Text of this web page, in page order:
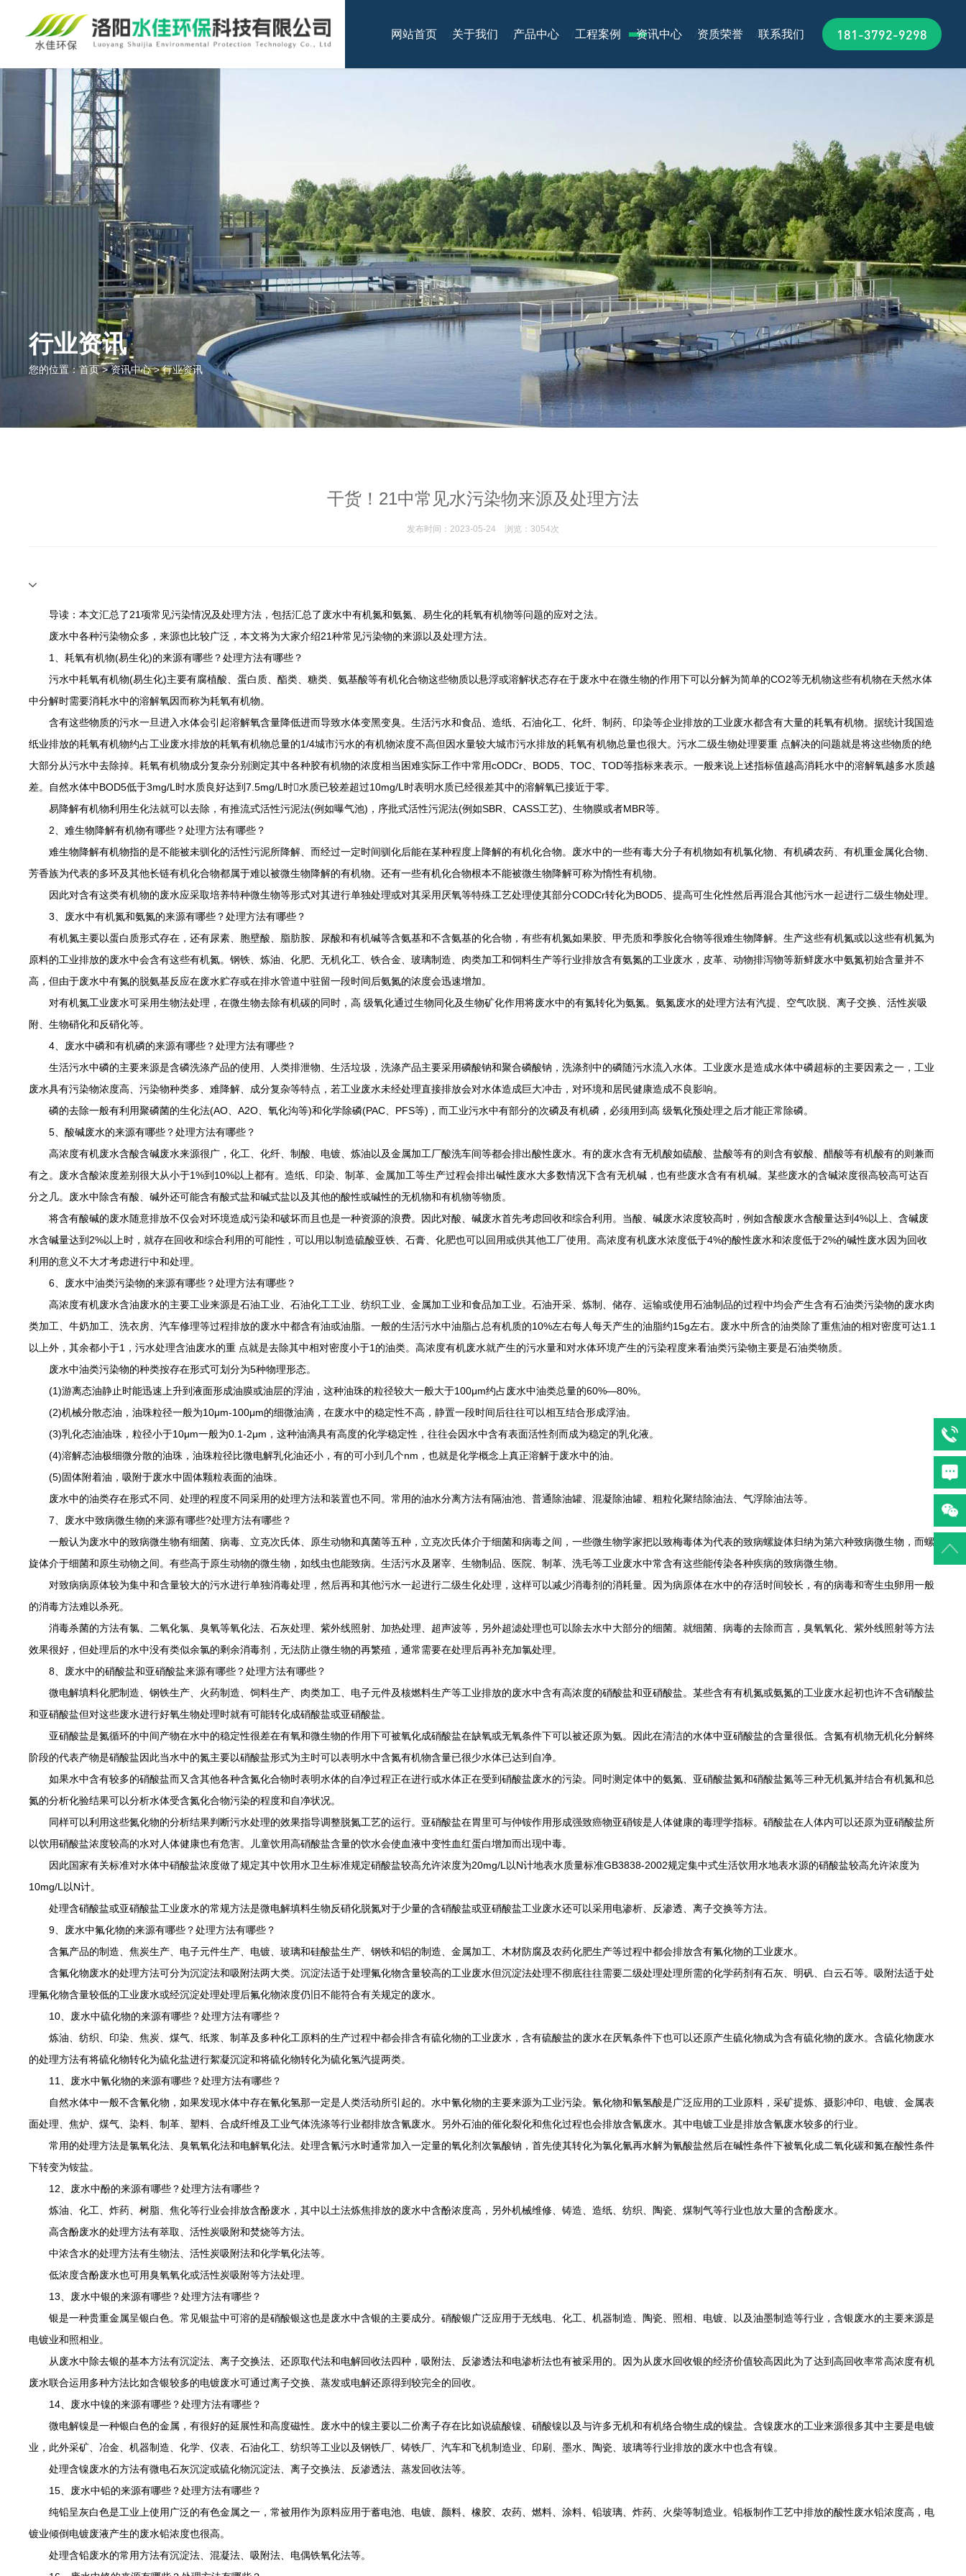
网站首页 关于我们 产品中心 工程案例 资讯中心 资质荣誉 联系我们 181-3792-9298
行业资讯
您的位置：首页>资讯中心>行业资讯
干货！21中常见水污染物来源及处理方法
发布时间：2023-05-24 浏览：3054次
导读：本文汇总了21项常见污染情况及处理方法，包括汇总了废水中有机氮和氨氮、易生化的耗氧有机物等问题的应对之法。
废水中各种污染物众多，来源也比较广泛，本文将为大家介绍21种常见污染物的来源以及处理方法。
1、耗氧有机物(易生化)的来源有哪些？处理方法有哪些？
污水中耗氧有机物(易生化)主要有腐植酸、蛋白质、酯类、糖类、氨基酸等有机化合物这些物质以悬浮或溶解状态存在于废水中在微生物的作用下可以分解为简单的CO2等无机物这些有机物在天然水体
中分解时需要消耗水中的溶解氧因而称为耗氧有机物。
含有这些物质的污水一旦进入水体会引起溶解氧含量降低进而导致水体变黑变臭。生活污水和食品、造纸、石油化工、化纤、制药、印染等企业排放的工业废水都含有大量的耗氧有机物。据统计我国造
纸业排放的耗氧有机物约占工业废水排放的耗氧有机物总量的1/4城市污水的有机物浓度不高但因水量较大城市污水排放的耗氧有机物总量也很大。污水二级生物处理要重 点解决的问题就是将这些物质的绝
大部分从污水中去除掉。耗氧有机物成分复杂分别测定其中各种胶有机物的浓度相当困难实际工作中常用cODCr、BOD5、TOC、TOD等指标来表示。一般来说上述指标值越高消耗水中的溶解氧越多水质越
差。自然水体中BOD5低于3mg/L时水质良好达到7.5mg/L时水质已较差超过10mg/L时表明水质已经很差其中的溶解氧已接近于零。
易降解有机物利用生化法就可以去除，有推流式活性污泥法(例如曝气池)，序批式活性污泥法(例如SBR、CASS工艺)、生物膜或者MBR等。
2、难生物降解有机物有哪些？处理方法有哪些？
难生物降解有机物指的是不能被未驯化的活性污泥所降解、而经过一定时间驯化后能在某种程度上降解的有机化合物。废水中的一些有毒大分子有机物如有机氯化物、有机磷农药、有机重金属化合物、
芳香族为代表的多环及其他长链有机化合物都属于难以被微生物降解的有机物。还有一些有机化合物根本不能被微生物降解可称为惰性有机物。
因此对含有这类有机物的废水应采取培养特种微生物等形式对其进行单独处理或对其采用厌氧等特殊工艺处理使其部分CODCr转化为BOD5、提高可生化性然后再混合其他污水一起进行二级生物处理。
3、废水中有机氮和氨氮的来源有哪些？处理方法有哪些？
有机氮主要以蛋白质形式存在，还有尿素、胞壁酸、脂肪胺、尿酸和有机碱等含氨基和不含氨基的化合物，有些有机氮如果胶、甲壳质和季胺化合物等很难生物降解。生产这些有机氮或以这些有机氮为
原料的工业排放的废水中会含有这些有机氮。钢铁、炼油、化肥、无机化工、铁合金、玻璃制造、肉类加工和饲料生产等行业排放含有氨氮的工业废水，皮革、动物排泻物等新鲜废水中氨氮初始含量并不
高，但由于废水中有氮的脱氨基反应在废水贮存或在排水管道中驻留一段时间后氨氮的浓度会迅速增加。
对有机氮工业废水可采用生物法处理，在微生物去除有机碳的同时，高 级氧化通过生物同化及生物矿化作用将废水中的有氮转化为氨氮。氨氮废水的处理方法有汽提、空气吹脱、离子交换、活性炭吸
附、生物硝化和反硝化等。
4、废水中磷和有机磷的来源有哪些？处理方法有哪些？
生活污水中磷的主要来源是含磷洗涤产品的使用、人类排泄物、生活垃圾，洗涤产品主要采用磷酸钠和聚合磷酸钠，洗涤剂中的磷随污水流入水体。工业废水是造成水体中磷超标的主要因素之一，工业
废水具有污染物浓度高、污染物种类多、难降解、成分复杂等特点，若工业废水未经处理直接排放会对水体造成巨大冲击，对环境和居民健康造成不良影响。
磷的去除一般有利用聚磷菌的生化法(AO、A2O、氧化沟等)和化学除磷(PAC、PFS等)，而工业污水中有部分的次磷及有机磷，必须用到高 级氧化预处理之后才能正常除磷。
5、酸碱废水的来源有哪些？处理方法有哪些？
高浓度有机废水含酸含碱废水来源很广，化工、化纤、制酸、电镀、炼油以及金属加工厂酸洗车间等都会排出酸性废水。有的废水含有无机酸如硫酸、盐酸等有的则含有蚁酸、醋酸等有机酸有的则兼而
有之。废水含酸浓度差别很大从小于1%到10%以上都有。造纸、印染、制革、金属加工等生产过程会排出碱性废水大多数情况下含有无机碱，也有些废水含有有机碱。某些废水的含碱浓度很高较高可达百
分之几。废水中除含有酸、碱外还可能含有酸式盐和碱式盐以及其他的酸性或碱性的无机物和有机物等物质。
将含有酸碱的废水随意排放不仅会对环境造成污染和破坏而且也是一种资源的浪费。因此对酸、碱废水首先考虑回收和综合利用。当酸、碱废水浓度较高时，例如含酸废水含酸量达到4%以上、含碱废
水含碱量达到2%以上时，就存在回收和综合利用的可能性，可以用以制造硫酸亚铁、石膏、化肥也可以回用或供其他工厂使用。高浓度有机废水浓度低于4%的酸性废水和浓度低于2%的碱性废水因为回收
利用的意义不大才考虑进行中和处理。
6、废水中油类污染物的来源有哪些？处理方法有哪些？
高浓度有机废水含油废水的主要工业来源是石油工业、石油化工工业、纺织工业、金属加工业和食品加工业。石油开采、炼制、储存、运输或使用石油制品的过程中均会产生含有石油类污染物的废水肉
类加工、牛奶加工、洗衣房、汽车修理等过程排放的废水中都含有油或油脂。一般的生活污水中油脂占总有机质的10%左右每人每天产生的油脂约15g左右。废水中所含的油类除了重焦油的相对密度可达1.1
以上外，其余都小于1，污水处理含油废水的重 点就是去除其中相对密度小于1的油类。高浓度有机废水就产生的污水量和对水体环境产生的污染程度来看油类污染物主要是石油类物质。
废水中油类污染物的种类按存在形式可划分为5种物理形态。
(1)游离态油静止时能迅速上升到液面形成油膜或油层的浮油，这种油珠的粒径较大一般大于100μm约占废水中油类总量的60%—80%。
(2)机械分散态油，油珠粒径一般为10μm-100μm的细微油滴，在废水中的稳定性不高，静置一段时间后往往可以相互结合形成浮油。
(3)乳化态油油珠，粒径小于10μm一般为0.1-2μm，这种油滴具有高度的化学稳定性，往往会因水中含有表面活性剂而成为稳定的乳化液。
(4)溶解态油极细微分散的油珠，油珠粒径比微电解乳化油还小，有的可小到几个nm，也就是化学概念上真正溶解于废水中的油。
(5)固体附着油，吸附于废水中固体颗粒表面的油珠。
废水中的油类存在形式不同、处理的程度不同采用的处理方法和装置也不同。常用的油水分离方法有隔油池、普通除油罐、混凝除油罐、粗粒化聚结除油法、气浮除油法等。
7、废水中致病微生物的来源有哪些?处理方法有哪些？
一般认为废水中的致病微生物有细菌、病毒、立克次氏体、原生动物和真菌等五种，立克次氏体介于细菌和病毒之间，一些微生物学家把以致梅毒体为代表的致病螺旋体归纳为第六种致病微生物，而螺
旋体介于细菌和原生动物之间。有些高于原生动物的微生物，如线虫也能致病。生活污水及屠宰、生物制品、医院、制革、洗毛等工业废水中常含有这些能传染各种疾病的致病微生物。
对致病病原体较为集中和含量较大的污水进行单独消毒处理，然后再和其他污水一起进行二级生化处理，这样可以减少消毒剂的消耗量。因为病原体在水中的存活时间较长，有的病毒和寄生虫卵用一般
的消毒方法难以杀死。
消毒杀菌的方法有氯、二氧化氯、臭氧等氧化法、石灰处理、紫外线照射、加热处理、超声波等，另外超滤处理也可以除去水中大部分的细菌。就细菌、病毒的去除而言，臭氧氧化、紫外线照射等方法
效果很好，但处理后的水中没有类似余氯的剩余消毒剂，无法防止微生物的再繁殖，通常需要在处理后再补充加氯处理。
8、废水中的硝酸盐和亚硝酸盐来源有哪些？处理方法有哪些？
微电解填料化肥制造、钢铁生产、火药制造、饲料生产、肉类加工、电子元件及核燃料生产等工业排放的废水中含有高浓度的硝酸盐和亚硝酸盐。某些含有有机氮或氨氮的工业废水起初也许不含硝酸盐
和亚硝酸盐但对这些废水进行好氧生物处理时就有可能转化成硝酸盐或亚硝酸盐。
亚硝酸盐是氮循环的中间产物在水中的稳定性很差在有氧和微生物的作用下可被氧化成硝酸盐在缺氧或无氧条件下可以被还原为氨。因此在清洁的水体中亚硝酸盐的含量很低。含氮有机物无机化分解终
阶段的代表产物是硝酸盐因此当水中的氮主要以硝酸盐形式为主时可以表明水中含氮有机物含量已很少水体已达到自净。
如果水中含有较多的硝酸盐而又含其他各种含氮化合物时表明水体的自净过程正在进行或水体正在受到硝酸盐废水的污染。同时测定体中的氨氮、亚硝酸盐氮和硝酸盐氮等三种无机氮并结合有机氮和总
氮的分析化验结果可以分析水体受含氮化合物污染的程度和自净状况。
同样可以利用这些氮化物的分析结果判断污水处理的效果指导调整脱氮工艺的运行。亚硝酸盐在胃里可与仲铵作用形成强致癌物亚硝铵是人体健康的毒理学指标。硝酸盐在人体内可以还原为亚硝酸盐所
以饮用硝酸盐浓度较高的水对人体健康也有危害。儿童饮用高硝酸盐含量的饮水会使血液中变性血红蛋白增加而出现中毒。
因此国家有关标准对水体中硝酸盐浓度做了规定其中饮用水卫生标准规定硝酸盐较高允许浓度为20mg/L以N计地表水质量标准GB3838-2002规定集中式生活饮用水地表水源的硝酸盐较高允许浓度为
10mg/L以N计。
处理含硝酸盐或亚硝酸盐工业废水的常规方法是微电解填料生物反硝化脱氮对于少量的含硝酸盐或亚硝酸盐工业废水还可以采用电渗析、反渗透、离子交换等方法。
9、废水中氟化物的来源有哪些？处理方法有哪些？
含氟产品的制造、焦炭生产、电子元件生产、电镀、玻璃和硅酸盐生产、钢铁和铝的制造、金属加工、木材防腐及农药化肥生产等过程中都会排放含有氟化物的工业废水。
含氟化物废水的处理方法可分为沉淀法和吸附法两大类。沉淀法适于处理氟化物含量较高的工业废水但沉淀法处理不彻底往往需要二级处理处理所需的化学药剂有石灰、明矾、白云石等。吸附法适于处
理氟化物含量较低的工业废水或经沉淀处理处理后氟化物浓度仍旧不能符合有关规定的废水。
10、废水中硫化物的来源有哪些？处理方法有哪些？
炼油、纺织、印染、焦炭、煤气、纸浆、制革及多种化工原料的生产过程中都会排含有硫化物的工业废水，含有硫酸盐的废水在厌氧条件下也可以还原产生硫化物成为含有硫化物的废水。含硫化物废水
的处理方法有将硫化物转化为硫化盐进行絮凝沉淀和将硫化物转化为硫化氢汽提两类。
11、废水中氰化物的来源有哪些？处理方法有哪些？
自然水体中一般不含氰化物，如果发现水体中存在氰化氢那一定是人类活动所引起的。水中氰化物的主要来源为工业污染。氰化物和氰氢酸是广泛应用的工业原料，采矿提炼、摄影冲印、电镀、金属表
面处理、焦炉、煤气、染料、制革、塑料、合成纤维及工业气体洗涤等行业都排放含氰废水。另外石油的催化裂化和焦化过程也会排放含氰废水。其中电镀工业是排放含氰废水较多的行业。
常用的处理方法是氯氧化法、臭氧氧化法和电解氧化法。处理含氰污水时通常加入一定量的氧化剂次氯酸钠，首先使其转化为氯化氰再水解为氰酸盐然后在碱性条件下被氧化成二氧化碳和氮在酸性条件
下转变为铵盐。
12、废水中酚的来源有哪些？处理方法有哪些？
炼油、化工、炸药、树脂、焦化等行业会排放含酚废水，其中以土法炼焦排放的废水中含酚浓度高，另外机械维修、铸造、造纸、纺织、陶瓷、煤制气等行业也放大量的含酚废水。
高含酚废水的处理方法有萃取、活性炭吸附和焚烧等方法。
中浓含水的处理方法有生物法、活性炭吸附法和化学氧化法等。
低浓度含酚废水也可用臭氧氧化或活性炭吸附等方法处理。
13、废水中银的来源有哪些？处理方法有哪些？
银是一种贵重金属呈银白色。常见银盐中可溶的是硝酸银这也是废水中含银的主要成分。硝酸银广泛应用于无线电、化工、机器制造、陶瓷、照相、电镀、以及油墨制造等行业，含银废水的主要来源是
电镀业和照相业。
从废水中除去银的基本方法有沉淀法、离子交换法、还原取代法和电解回收法四种，吸附法、反渗透法和电渗析法也有被采用的。因为从废水回收银的经济价值较高因此为了达到高回收率常高浓度有机
废水联合运用多种方法比如含银较多的电镀废水可通过离子交换、蒸发或电解还原得到较完全的回收。
14、废水中镍的来源有哪些？处理方法有哪些？
微电解镍是一种银白色的金属，有很好的延展性和高度磁性。废水中的镍主要以二价离子存在比如说硫酸镍、硝酸镍以及与许多无机和有机络合物生成的镍盐。含镍废水的工业来源很多其中主要是电镀
业，此外采矿、冶金、机器制造、化学、仪表、石油化工、纺织等工业以及钢铁厂、铸铁厂、汽车和飞机制造业、印刷、墨水、陶瓷、玻璃等行业排放的废水中也含有镍。
处理含镍废水的方法有微电石灰沉淀或硫化物沉淀法、离子交换法、反渗透法、蒸发回收法等。
15、废水中铅的来源有哪些？处理方法有哪些？
纯铅呈灰白色是工业上使用广泛的有色金属之一，常被用作为原料应用于蓄电池、电镀、颜料、橡胶、农药、燃料、涂料、铅玻璃、炸药、火柴等制造业。铅板制作工艺中排放的酸性废水铅浓度高，电
镀业倾倒电镀废液产生的废水铅浓度也很高。
处理含铅废水的常用方法有沉淀法、混凝法、吸附法、电偶铁氧化法等。